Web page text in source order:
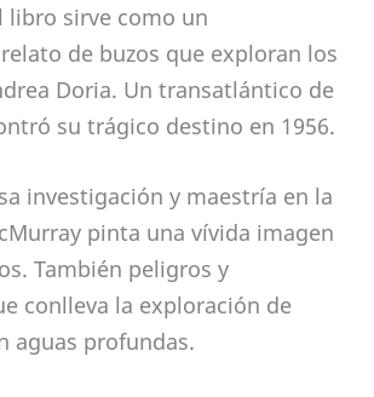
libro sirve como un
de buzos que exploran los
Doria. Un transatlántico de
su trágico destino en 1956.
investigación y maestría en la
pinta una vívida imagen
También peligros y
conlleva la exploración de
aguas profundas.